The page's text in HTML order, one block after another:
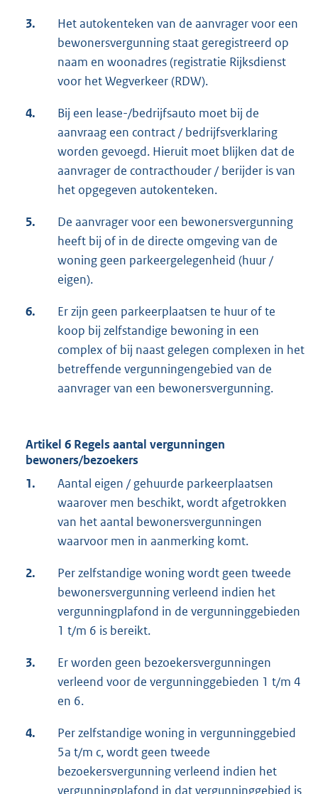
3.
Het autokenteken van de aanvrager voor een
bewonersvergunning staat geregistreerd op
naam en woonadres (registratie Rijksdienst
voor het Wegverkeer (RDW).
4.
Bij een lease-/bedrijfsauto moet bij de
aanvraag een contract / bedrijfsverklaring
worden gevoegd. Hieruit moet blijken dat de
aanvrager de contracthouder / berijder is van
het opgegeven autokenteken.
5.
De aanvrager voor een bewonersvergunning
heeft bij of in de directe omgeving van de
woning geen parkeergelegenheid (huur /
eigen).
6.
Er zijn geen parkeerplaatsen te huur of te
koop bij zelfstandige bewoning in een
complex of bij naast gelegen complexen in het
betreffende vergunningengebied van de
aanvrager van een bewonersvergunning.
Artikel 6 Regels aantal vergunningen
bewoners/bezoekers
1.
Aantal eigen / gehuurde parkeerplaatsen
waarover men beschikt, wordt afgetrokken
van het aantal bewonersvergunningen
waarvoor men in aanmerking komt.
2.
Per zelfstandige woning wordt geen tweede
bewonersvergunning verleend indien het
vergunningplafond in de vergunninggebieden
1 t/m 6 is bereikt.
3.
Er worden geen bezoekersvergunningen
verleend voor de vergunninggebieden 1 t/m 4
en 6.
4.
Per zelfstandige woning in vergunninggebied
5a t/m c, wordt geen tweede
bezoekersvergunning verleend indien het
vergunningplafond in dat vergunninggebied is